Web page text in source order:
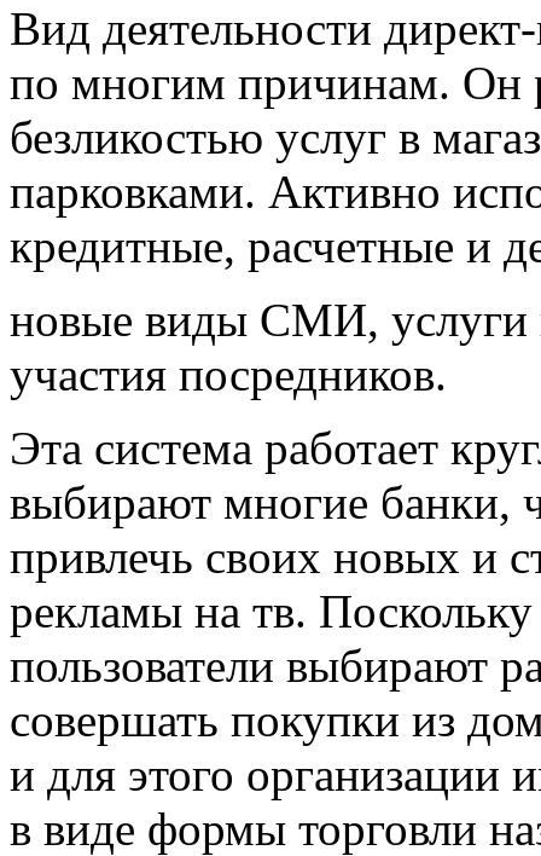
Вид деятельности
по многим причинам. Он
безликостью услуг в
парковками. Активно
кредитные, расчетные и
новые виды СМИ, услуги
участия посредников.
Эта система работает
выбирают многие банки,
привлечь своих новых и
рекламы на тв.
пользователи выбирают
совершать покупки из
и для этого организации
в виде формы торговли